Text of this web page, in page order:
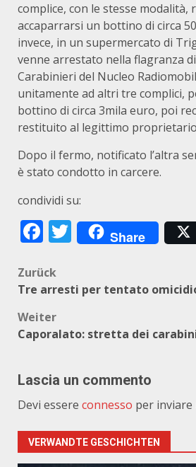
complice, con le stesse modalità,
accaparrarsi un bottino di circa
invece, in un supermercato di
venne arrestato nella flagranza
Carabinieri del Nucleo
unitamente ad altri tre complici,
bottino di circa 3mila euro, poi
restituito al legittimo
Dopo il fermo, notificato l’altra
è stato condotto in carcere.
condividi su:
Facebook
Twitter
Share
Beitragsnavigation
Zurück
Tre arresti per tentato
Weiter
Caporalato: stretta dei
Lascia un commento
Devi essere connesso per inviare
VERWANDTE GESCHICHTEN